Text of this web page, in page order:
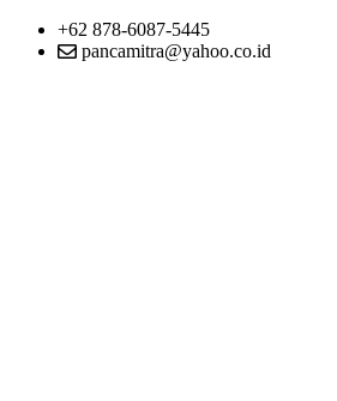
+62 878-6087-5445
pancamitra@yahoo.co.id